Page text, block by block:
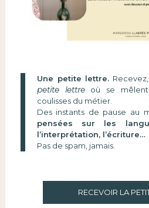
Une petite lettre.
petite lettreoù se mêlent
coulisses du métier.
Des instants de pause au
pensées sur les
l’interprétation, l’écriture…
Pas de spam, jamais.
RECEVOIR LA